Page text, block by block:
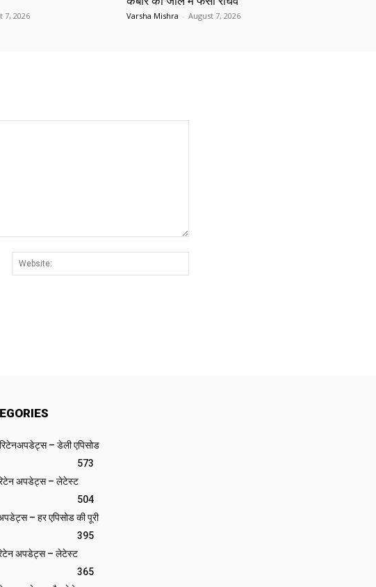
7, 2026 Varsha Mishra - August 7, 2026
Email:*
रिटेनअपडेट्स – डेली एपिसोड
573
रिटेन अपडेट्स – लेटेस्ट
504
अपडेट्स – हर एपिसोड की पूरी
395
रिटेन अपडेट्स – लेटेस्ट
365